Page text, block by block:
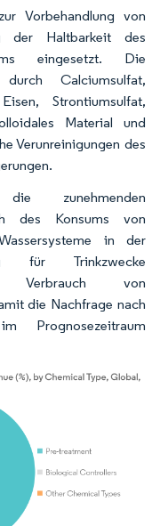
Vorbehandlung von
der Haltbarkeit des
eingesetzt. Die
Calciumsulfat,
Strontiumsulfat,
Material und
Verunreinigungen des
zunehmenden
des Konsums von
in der
für Trinkzwecke
von
die Nachfrage nach
im Prognosezeitraum